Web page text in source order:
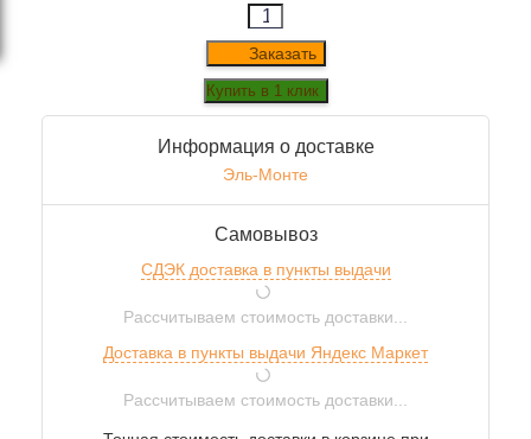
Заказать
Информация о доставке
Эль-Монте
Самовывоз
СДЭК доставка в пункты выдачи
Рассчитываем стоимость доставки...
Доставка в пункты выдачи Яндекс Маркет
Рассчитываем стоимость доставки...